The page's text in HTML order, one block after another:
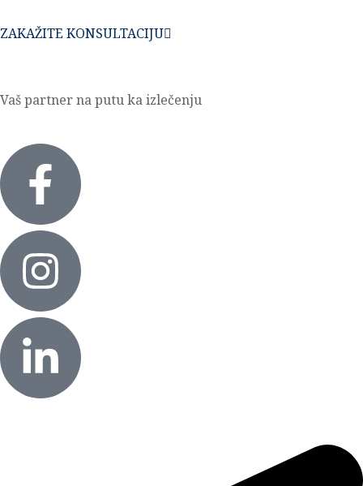
ZAKAŽITE KONSULTACIJU
Vaš partner na putu ka izlečenju